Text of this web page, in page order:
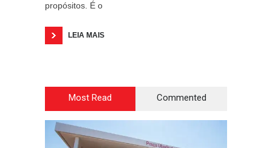
propósitos. É o
LEIA MAIS
Most Read Commented